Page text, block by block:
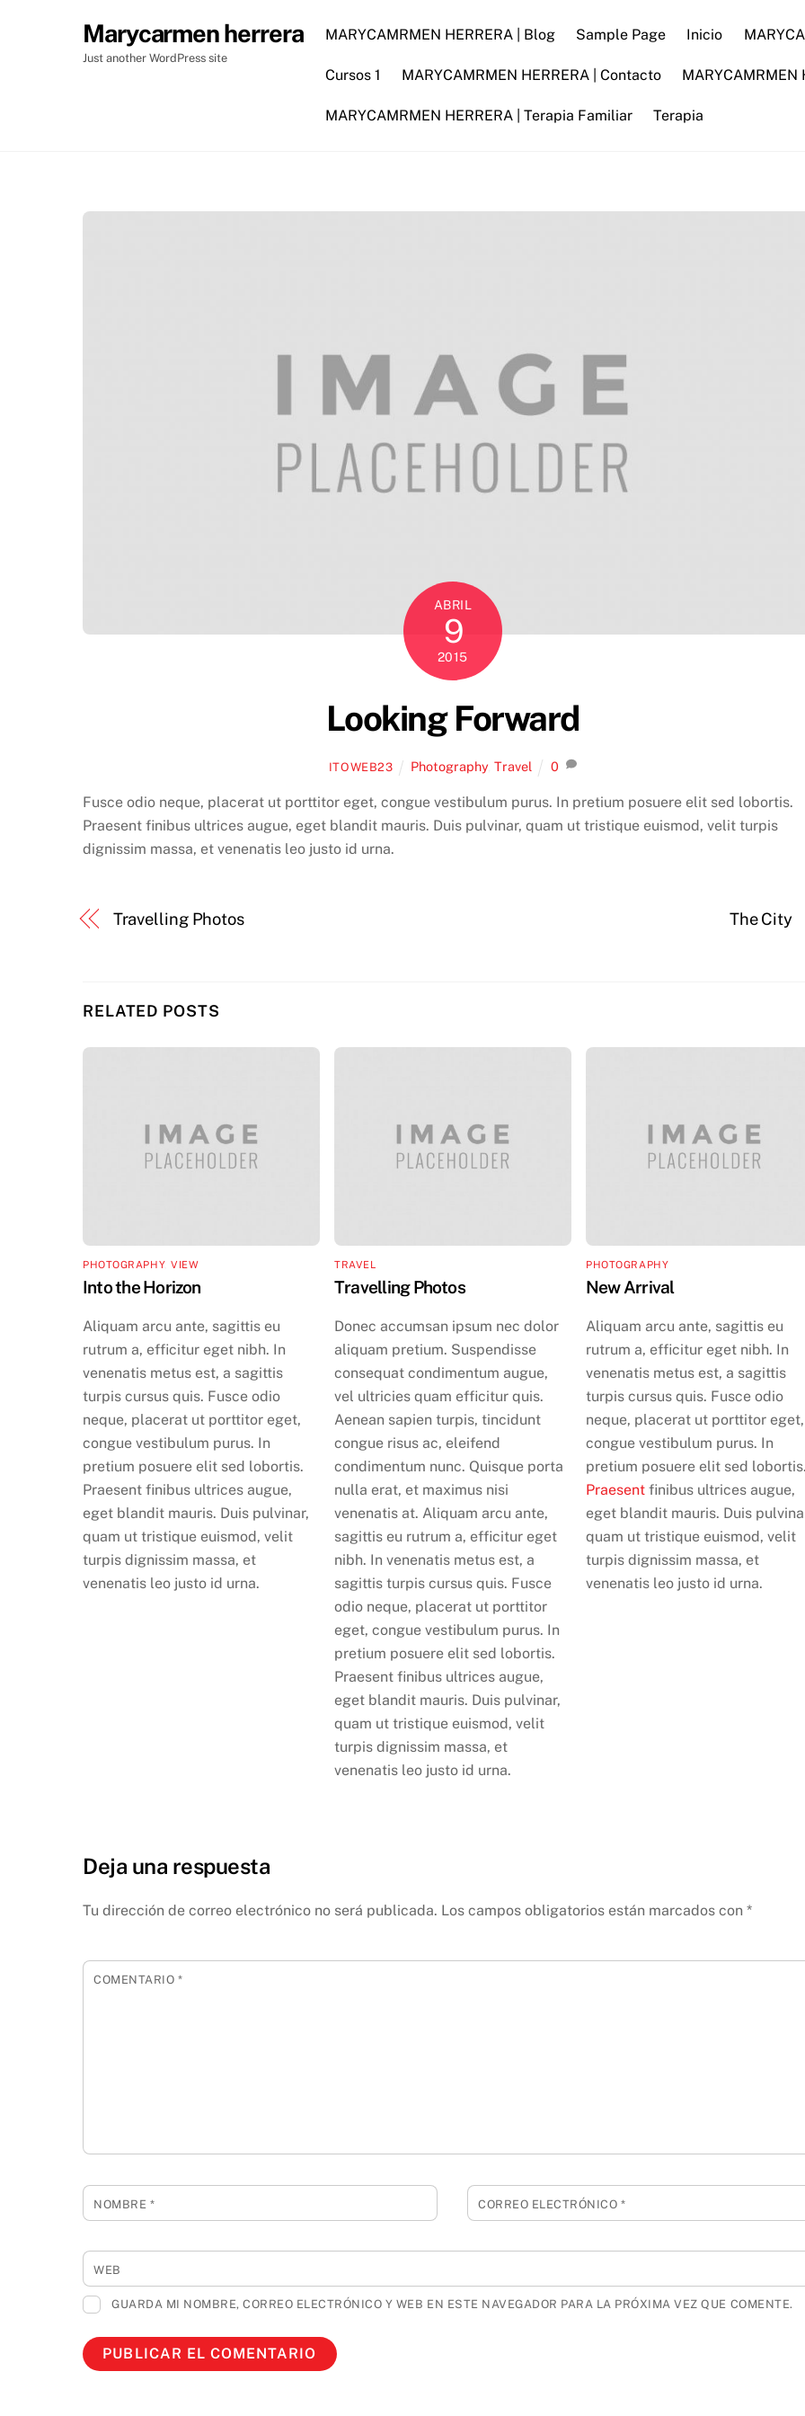
Marycarmen herrera
Just another WordPress site
MARYCAMRMEN HERRERA | Blog Sample Page Inicio
Cursos 1 MARYCAMRMEN HERRERA | Contacto MARYCAMRMEN
MARYCAMRMEN HERRERA | Terapia Familiar Terapia
ABRIL
9
2015
Looking Forward
ITOWEB23 Photography,Travel 0
Fusce odio neque, placerat ut porttitor eget, congue vestibulum purus. In pretium posuere elit sed lobortis.
Praesent finibus ultrices augue, eget blandit mauris. Duis pulvinar, quam ut tristique euismod, velit turpis
dignissim massa, et venenatis leo justo id urna.
Travelling Photos The City
RELATED POSTS
PHOTOGRAPHY,VIEW
Into the Horizon
Aliquam arcu ante, sagittis eu
rutrum a, efficitur eget nibh. In
venenatis metus est, a sagittis
turpis cursus quis. Fusce odio
neque, placerat ut porttitor eget,
congue vestibulum purus. In
pretium posuere elit sed lobortis.
Praesent finibus ultrices augue,
eget blandit mauris. Duis pulvinar,
quam ut tristique euismod, velit
turpis dignissim massa, et
venenatis leo justo id urna.
TRAVEL
Travelling Photos
Donec accumsan ipsum nec dolor
aliquam pretium. Suspendisse
consequat condimentum augue,
vel ultricies quam efficitur quis.
Aenean sapien turpis, tincidunt
congue risus ac, eleifend
condimentum nunc. Quisque porta
nulla erat, et maximus nisi
venenatis at. Aliquam arcu ante,
sagittis eu rutrum a, efficitur eget
nibh. In venenatis metus est, a
sagittis turpis cursus quis. Fusce
odio neque, placerat ut porttitor
eget, congue vestibulum purus. In
pretium posuere elit sed lobortis.
Praesent finibus ultrices augue,
eget blandit mauris. Duis pulvinar,
quam ut tristique euismod, velit
turpis dignissim massa, et
venenatis leo justo id urna.
PHOTOGRAPHY
New Arrival
Aliquam arcu ante, sagittis eu
rutrum a, efficitur eget nibh. In
venenatis metus est, a sagittis
turpis cursus quis. Fusce odio
neque, placerat ut porttitor eget,
congue vestibulum purus. In
pretium posuere elit sed
Praesent finibus ultrices augue,
eget blandit mauris. Duis
quam ut tristique euismod, velit
turpis dignissim massa, et
venenatis leo justo id urna.
Deja una respuesta
Tu dirección de correo electrónico no será publicada. Los campos obligatorios están marcados con *
COMENTARIO *
NOMBRE * CORREO ELECTRÓNICO *
WEB
GUARDA MI NOMBRE, CORREO ELECTRÓNICO Y WEB EN ESTE NAVEGADOR PARA LA PRÓXIMA VEZ QUE COMENTE.